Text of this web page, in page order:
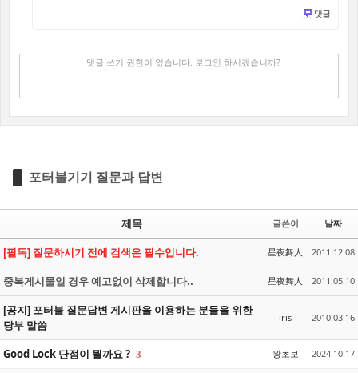
댓글
댓글 쓰기 권한이 없습니다. 로그인 하시겠습니까?
포터블기기 질문과 답변
제목 글쓴이 날짜
[필독] 질문하시기 전에 검색은 필수입니다. 星夜舞人 2011.12.08
중복게시물일 경우 예고없이 삭제합니다.. 星夜舞人 2011.05.10
[공지] 포터블 질문답변 게시판을 이용하는 분들을 위한
당부 말씀
iris 2010.03.16
Good Lock 단점이 뭘까요 ? 3 왕초보 2024.10.17